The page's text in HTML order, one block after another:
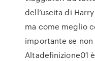
dell’uscita di
ma come meglio
importante se
Altadefinizione01